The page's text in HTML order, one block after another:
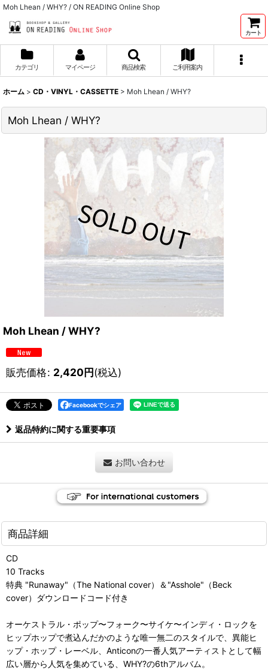
Moh Lhean / WHY? / ON READING Online Shop
カート
カテゴリ マイページ 商品検索 ご利用案内
ホーム > CD・VINYL・CASSETTE > Moh Lhean / WHY?
Moh Lhean / WHY?
Moh Lhean / WHY?
販売価格: 2,420円(税込)
Facebookでシェア
返品特約に関する重要事項
お問い合わせ
商品詳細
CD
10 Tracks
特典 "Runaway"（The National cover）＆"Asshole"（Beck
cover）ダウンロードコード付き
オーケストラル・ポップ〜フォーク〜サイケ〜インディ・ロックを
ヒップホップで煮込んだかのような唯一無二のスタイルで、異能ヒ
ップ・ホップ・レーベル、Anticonの一番人気アーティストとして幅
広い層から人気を集めている、WHY?の6thアルバム。